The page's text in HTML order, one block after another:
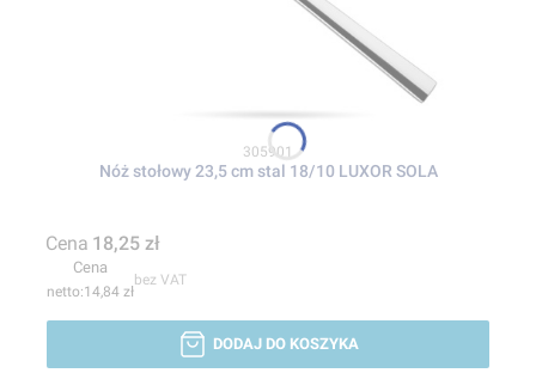
Kod produktu
305901
Nóż stołowy 23,5 cm stal 18/10 LUXOR SOLA
Cena 18,25 zł
Cena
14,84 zł
bez VAT
DODAJ DO KOSZYKA